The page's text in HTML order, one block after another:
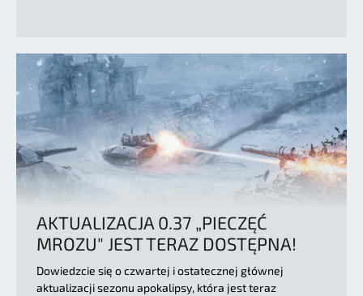
AKTUALIZACJA 0.37 „PIECZĘĆ
MROZU" JEST TERAZ DOSTĘPNA!
Dowiedzcie się o czwartej i ostatecznej głównej
aktualizacji sezonu apokalipsy, która jest teraz